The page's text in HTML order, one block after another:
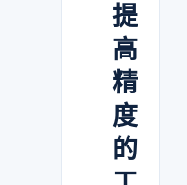
提
高
精
度
的